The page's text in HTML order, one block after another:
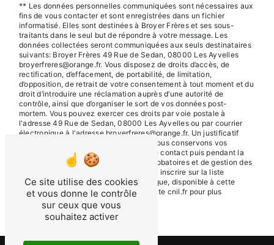
** Les données personnelles communiquées sont nécessaires aux
fins de vous contacter et sont enregistrées dans un fichier
informatisé. Elles sont destinées à Broyer Frères et ses sous-
traitants dans le seul but de répondre à votre message. Les
données collectées seront communiquées aux seuls destinataires
suivants: Broyer Frères 49 Rue de Sedan, 08000 Les Ayvelles
broyerfreres@orange.fr. Vous disposez de droits d’accès, de
rectification, d’effacement, de portabilité, de limitation,
d’opposition, de retrait de votre consentement à tout moment et du
droit d’introduire une réclamation auprès d’une autorité de
contrôle, ainsi que d’organiser le sort de vos données post-
mortem. Vous pouvez exercer ces droits par voie postale à
l'adresse 49 Rue de Sedan, 08000 Les Ayvelles ou par courrier
électronique à l'adresse broyerfreres@orange.fr. Un justificatif
d'identité pourra vous être demandé. Nous conservons vos
données pendant la période de prise de contact puis pendant la
durée de prescription légale aux fins probatoires et de gestion des
contentieux. Vous avez le droit de vous inscrire sur la liste
d'opposition au démarchage téléphonique, disponible à cette
adresse: Bloctel.gouv.fr. Consultez le site cnil.fr pour plus
d’informations sur vos droits.
Ce site utilise des cookies
et vous donne le contrôle
sur ceux que vous
souhaitez activer